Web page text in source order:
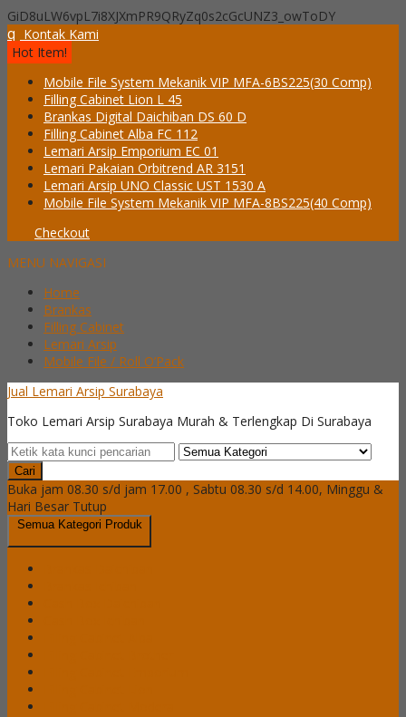
GiD8uLW6vpL7i8XJXmPR9QRyZq0s2cGcUNZ3_owToDY
q Kontak Kami
Hot Item!
Mobile File System Mekanik VIP MFA-6BS225(30 Comp)
Filling Cabinet Lion L 45
Brankas Digital Daichiban DS 60 D
Filling Cabinet Alba FC 112
Lemari Arsip Emporium EC 01
Lemari Pakaian Orbitrend AR 3151
Lemari Arsip UNO Classic UST 1530 A
Mobile File System Mekanik VIP MFA-8BS225(40 Comp)
Checkout
MENU NAVIGASI
Home
Brankas
Filling Cabinet
Lemari Arsip
Mobile File / Roll O’Pack
Jual Lemari Arsip Surabaya
Toko Lemari Arsip Surabaya Murah & Terlengkap Di Surabaya
Cari
Buka jam 08.30 s/d jam 17.00 , Sabtu 08.30 s/d 14.00, Minggu &
Hari Besar Tutup
Semua Kategori Produk